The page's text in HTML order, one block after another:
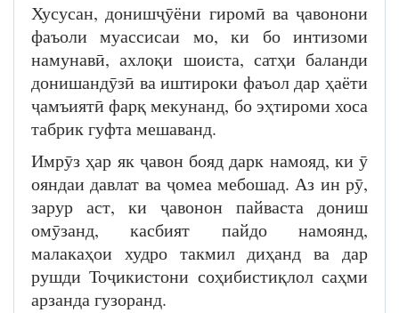
Хусусан, донишҷӯёни гиромӣ ва ҷавонони
фаъоли муассисаи мо, ки бо интизоми
намунавӣ, ахлоқи шоиста, сатҳи баланди
донишандӯзӣ ва иштироки фаъол дар ҳаёти
ҷамъиятӣ фарқ мекунанд, бо эҳтироми хоса
табрик гуфта мешаванд.
Имрӯз ҳар як ҷавон бояд дарк намояд, ки ӯ
ояндаи давлат ва ҷомеа мебошад. Аз ин рӯ,
зарур аст, ки ҷавонон пайваста дониш
омӯзанд, касбият пайдо намоянд,
малакаҳои худро такмил диҳанд ва дар
рушди Тоҷикистони соҳибистиқлол саҳми
арзанда гузоранд.